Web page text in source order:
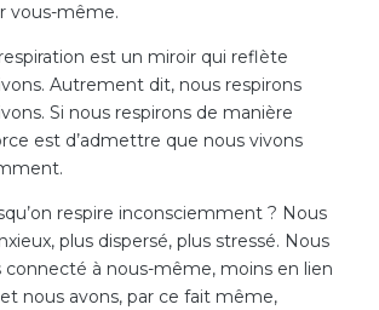
vous-même.
est un miroir qui reflète
Autrement dit, nous respirons
Si nous respirons de manière
est d’admettre que nous vivons
respire inconsciemment ? Nous
plus dispersé, plus stressé. Nous
à nous-même, moins en lien
nous avons, par ce fait même,